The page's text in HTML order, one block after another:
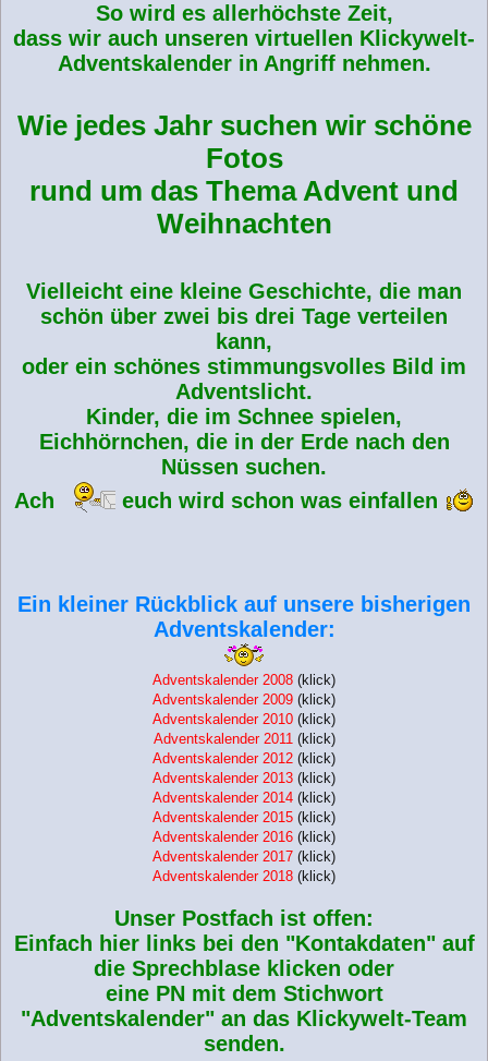
So wird es allerhöchste Zeit,
dass wir auch unseren virtuellen Klickywelt-
Adventskalender in Angriff nehmen.
Wie jedes Jahr suchen wir schöne
Fotos
rund um das Thema Advent und
Weihnachten
Vielleicht eine kleine Geschichte, die man
schön über zwei bis drei Tage verteilen
kann,
oder ein schönes stimmungsvolles Bild im
Adventslicht.
Kinder, die im Schnee spielen,
Eichhörnchen, die in der Erde nach den
Nüssen suchen.
Ach
euch wird schon was einfallen
Ein kleiner Rückblick auf unsere bisherigen
Adventskalender:
Adventskalender 2008 (klick)
Adventskalender 2009 (klick)
Adventskalender 2010 (klick)
Adventskalender 2011(klick)
Adventskalender 2012 (klick)
Adventskalender 2013 (klick)
Adventskalender 2014 (klick)
Adventskalender 2015 (klick)
Adventskalender 2016 (klick)
Adventskalender 2017 (klick)
Adventskalender 2018 (klick)
Unser Postfach ist offen:
Einfach hier links bei den "Kontakdaten" auf
die Sprechblase klicken oder
eine PN mit dem Stichwort
"Adventskalender" an das Klickywelt-Team
senden.